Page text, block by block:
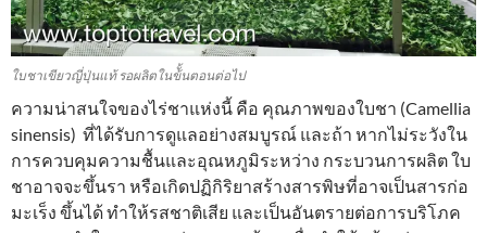
ใบชาเขียวญี่ปุ่นแท้ รอผลิตในข้ั้นตอนต่อไป
ความน่าสนใจของไร่ชาแห่งนี้ คือ คุณภาพของใบชา (Camellia
sinensis) ที่ได้รับการดูแลอย่างสมบูรณ์ และถ้า หากไม่ระวังใน
การควบคุมความชื้นและอุณหภูมิระหว่าง กระบวนการผลิต ใบ
ชาอาจจะขึ้นรา หรือเกิดปฏิกิริยาสร้างสารพิษที่อาจเป็นสารก่อ
มะเร็ง ขึ้นได้ ทำให้รสชาติเสีย และเป็นอันตรายต่อการบริโภค